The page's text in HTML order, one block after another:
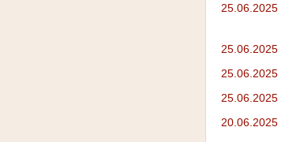
25.06.2025
25.06.2025
25.06.2025
25.06.2025
20.06.2025